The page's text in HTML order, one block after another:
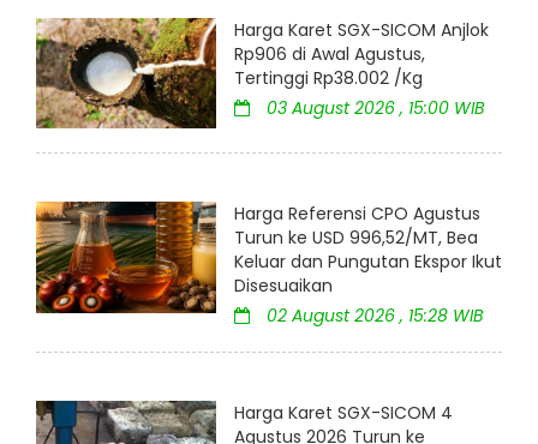
Harga Karet SGX-SICOM Anjlok
Rp906 di Awal Agustus,
Tertinggi Rp38.002 /Kg
03 August 2026 , 15:00 WIB
Harga Referensi CPO Agustus
Turun ke USD 996,52/MT, Bea
Keluar dan Pungutan Ekspor Ikut
Disesuaikan
02 August 2026 , 15:28 WIB
Harga Karet SGX-SICOM 4
Agustus 2026 Turun ke